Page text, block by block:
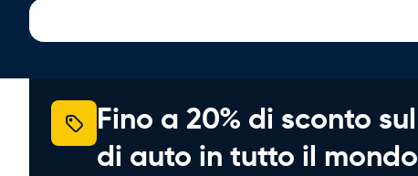
Fino a 20% di sconto
di auto in tutto il mondo